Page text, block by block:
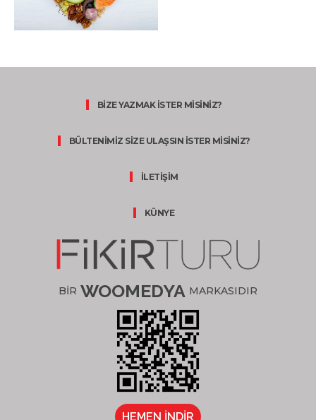
BİZE YAZMAK İSTER MİSİNİZ?
BÜLTENİMİZ SİZE ULAŞSIN İSTER MİSİNİZ?
İLETİŞİM
KÜNYE
BİR WOOMEDYA MARKASIDIR
HEMEN İNDİR